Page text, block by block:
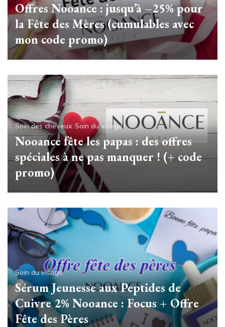
Offres Nooance : jusqu’à –25% pour
la Fête des Mères (cumulables avec
mon code promo)
Soin des cheveux Soin du visage
Nooance fête les papas : des offres
spéciales à ne pas manquer ! (+ code
promo)
Soin du visage
Sérum Jeunesse aux Peptides de
Cuivre 2% Nooance : Focus + Offre
Fête des Pères